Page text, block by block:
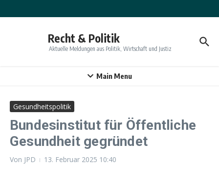
Recht & Politik
Aktuelle Meldungen aus Politik, Wirtschaft und Justiz
Main Menu
Gesundheitspolitik
Bundesinstitut für Öffentliche
Gesundheit gegründet
Von JPD 13. Februar 2025 10:40